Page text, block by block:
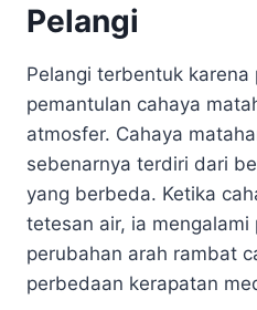
Pelangi
Pelangi terbentuk
pemantulan cahaya
atmosfer. Cahaya
sebenarnya terdiri dari
yang berbeda. Ketika
tetesan air, ia mengalami
perubahan arah rambat
perbedaan kerapatan